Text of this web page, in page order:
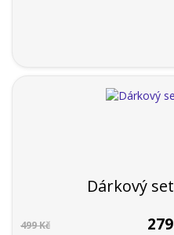
Dárkový
499 Kč